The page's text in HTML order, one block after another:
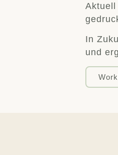
In
und